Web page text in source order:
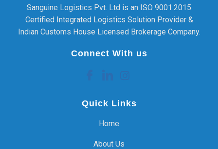
Sanguine Logistics Pvt. Ltd is an ISO 9001:2015
Certified Integrated Logistics Solution Provider &
Indian Customs House Licensed Brokerage Company.
Connect With us
Quick Links
Home
About Us